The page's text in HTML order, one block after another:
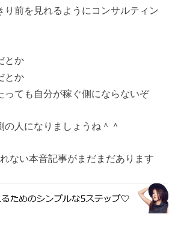
り前を見れるようにコンサルティン
とか
とか
っても自分が稼ぐ側にならないぞ
人になりましょうね＾＾
ない本音記事がまだまだあります